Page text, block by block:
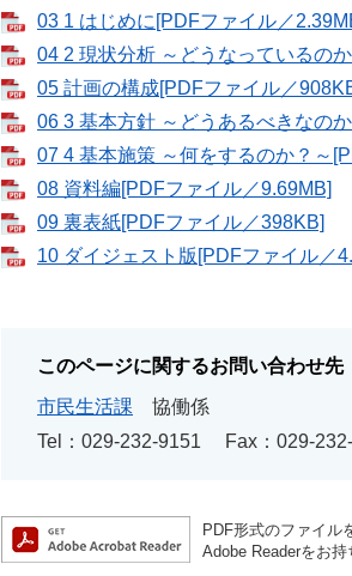
03 1 はじめに[PDFファイル／
04 2 現状分析 ～どうなっているの
05 計画の構成[PDFファイル／
06 3 基本方針 ～どうあるべきなの
07 4 基本施策 ～何をするのか？～
08 資料編[PDFファイル／9.69MB]
09 裏表紙[PDFファイル／398KB]
10 ダイジェスト版[PDFファイル／
このページに関するお問い合わせ先
市民生活課
協働係
Tel：029-232-9151
Fax：029-
PDF形式のファイル
Adobe Readerをお